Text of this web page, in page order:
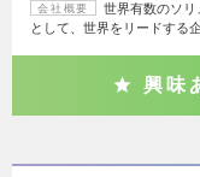
会社概要
世界有数のソ
として、世界をリードする
興味